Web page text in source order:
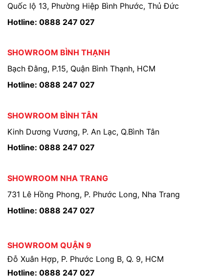
Quốc lộ 13, Phường Hiệp Bình Phước, Thủ Đức
Hotline: 0888 247 027
SHOWROOM BÌNH THẠNH
Bạch Đằng, P.15, Quận Bình Thạnh, HCM
Hotline: 0888 247 027
SHOWROOM BÌNH TÂN
Kinh Dương Vương, P. An Lạc, Q.Bình Tân
Hotline: 0888 247 027
SHOWROOM NHA TRANG
731 Lê Hồng Phong, P. Phước Long, Nha Trang
Hotline: 0888 247 027
SHOWROOM QUẬN 9
Đỗ Xuân Hợp, P. Phước Long B, Q. 9, HCM
Hotline: 0888 247 027